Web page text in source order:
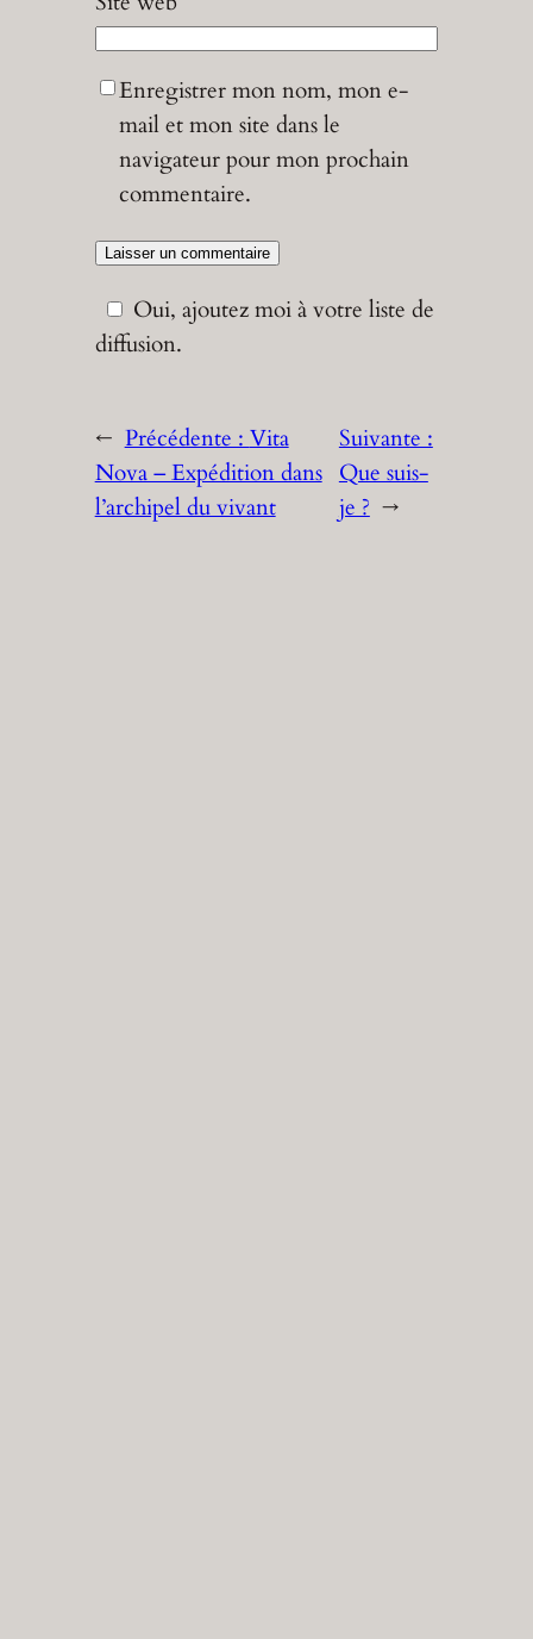
Enregistrer mon nom, mon e-
mail et mon site dans le
navigateur pour mon prochain
commentaire.
Oui, ajoutez moi à votre liste de
diffusion.
← Précédente : Vita
Nova – Expédition dans
l’archipel du vivant
Suivante :
Que suis-
je ? →